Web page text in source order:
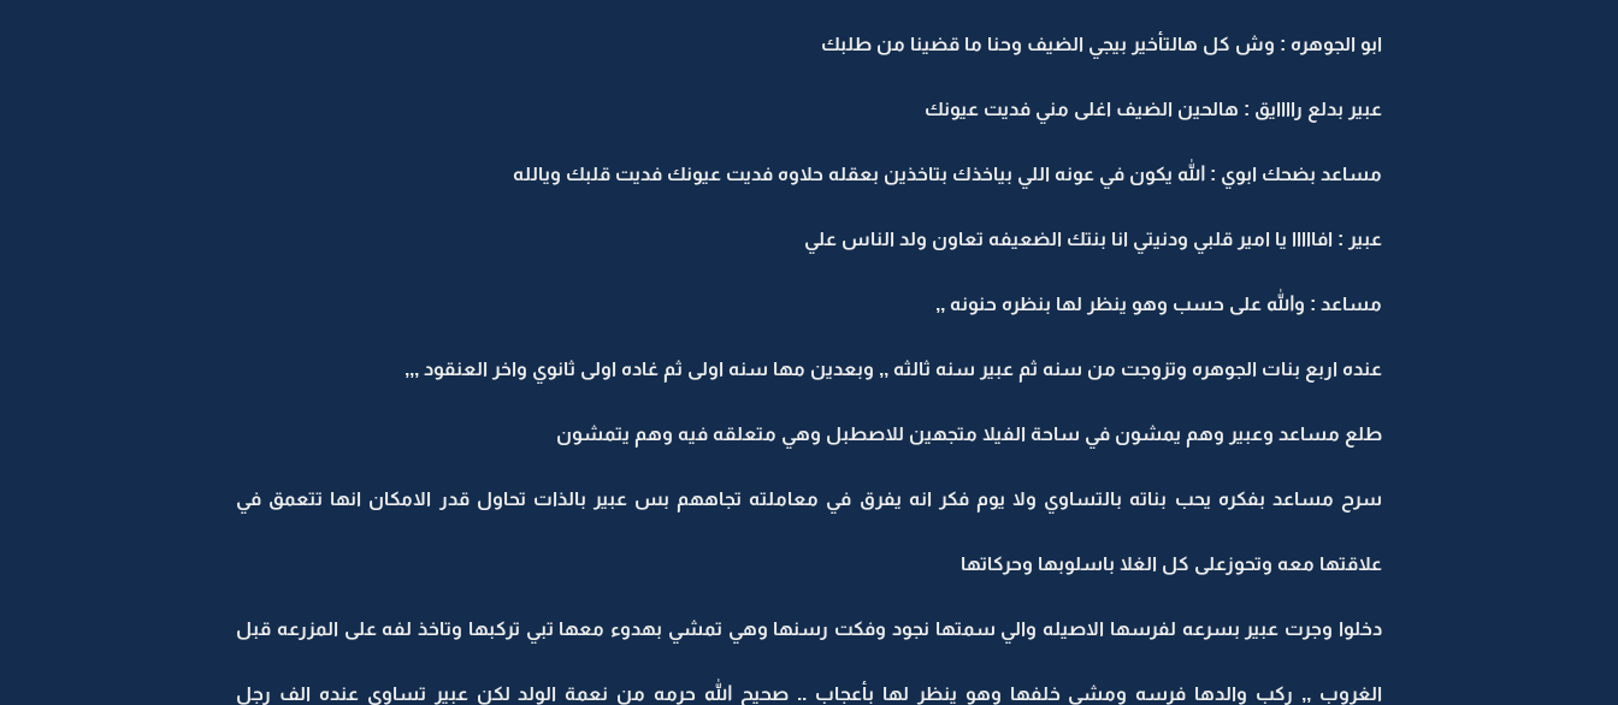
ابو الجوهره : وش كل هالتأخير بيجي الضيف وحنا ما قضينا من طلبك
عبير بدلع راااايق : هالحين الضيف اغلى مني فديت عيونك
مساعد بضحك ابوي : الله يكون في عونه اللي بياخذك بتاخذين بعقله حلاوه فديت عيونك فديت قلبك ويالله
عبير : افااااا يا امير قلبي ودنيتي انا بنتك الضعيفه تعاون ولد الناس علي
مساعد : والله على حسب وهو ينظر لها بنظره حنونه ,,
عنده اربع بنات الجوهره وتزوجت من سنه ثم عبير سنه ثالثه ,, وبعدين مها سنه اولى ثم غاده اولى ثانوي واخر العنقود ,,,
طلع مساعد وعبير وهم يمشون في ساحة الفيلا متجهين للاصطبل وهي متعلقه فيه وهم يتمشون
سرح مساعد بفكره يحب بناته بالتساوي ولا يوم فكر انه يفرق في معاملته تجاههم بس عبير بالذات تحاول قدر الامكان انها تتعمق في
علاقتها معه وتحوزعلى كل الغلا باسلوبها وحركاتها
دخلوا وجرت عبير بسرعه لفرسها الاصيله والي سمتها نجود وفكت رسنها وهي تمشي بهدوء معها تبي تركبها وتاخذ لفه على المزرعه قبل
الغروب ,, ركب والدها فرسه ومشى خلفها وهو ينظر لها بأعجاب .. صحيح الله حرمه من نعمة الولد لكن عبير تساوي عنده الف رجل